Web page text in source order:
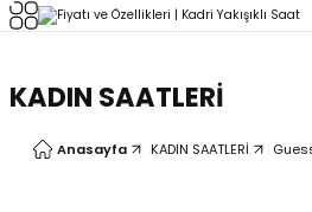
KADIN SAATLERİ
Anasayfa KADIN SAATLERİ
Geri Dön
Geri Dön